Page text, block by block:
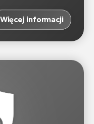
Więcej informacji